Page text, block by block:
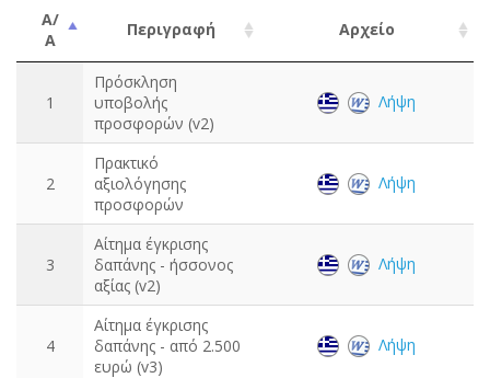
Α/
Α
Περιγραφή Αρχείο
1
Πρόσκληση
υποβολής
προσφορών (v2)
Λήψη
2
Πρακτικό
αξιολόγησης
προσφορών
Λήψη
3
Αίτημα έγκρισης
δαπάνης - ήσσονος
αξίας (v2)
Λήψη
4
Αίτημα έγκρισης
δαπάνης - από 2.500
ευρώ (v3)
Λήψη